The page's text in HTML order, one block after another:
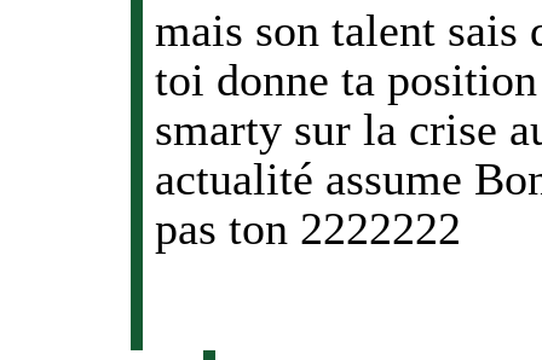
mais son talent sais
toi donne ta
smarty sur la crise
actualité assume
pas ton 2222222